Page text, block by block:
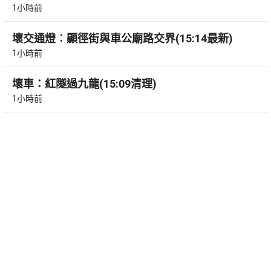
1小時前
壞交通燈︰顯徑街與車公廟路交界(15:14最新)
1小時前
壞車：紅隧過九龍(15:09清理)
1小時前